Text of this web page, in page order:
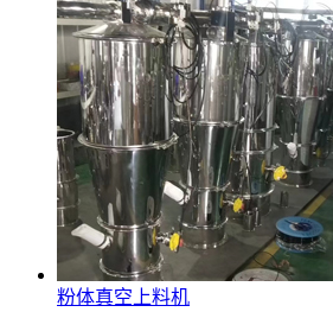
粉体真空上料机